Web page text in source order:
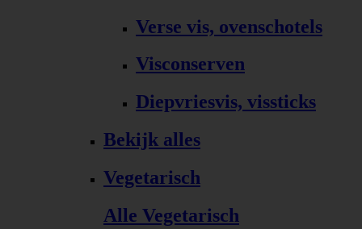
Verse vis, ovenschotels
Visconserven
Diepvriesvis, vissticks
Bekijk alles
Vegetarisch
Alle Vegetarisch